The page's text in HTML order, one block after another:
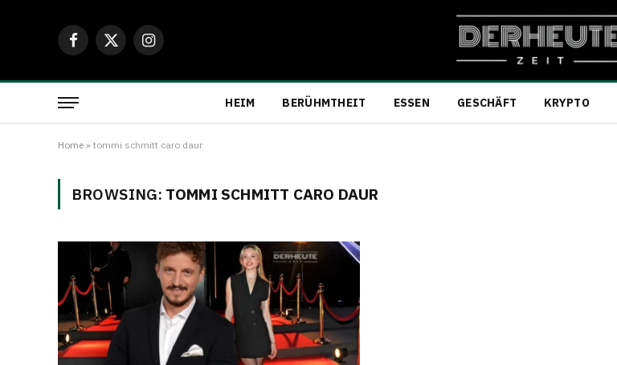
Facebook
X
Instagram
HEIM BERÜHMTHEIT ESSEN GESCHÄFT KRYPTO
Home » tommi schmitt caro daur
BROWSING: TOMMI SCHMITT CARO DAUR